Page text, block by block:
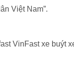
Việt Nam”.
VinFast xe buýt